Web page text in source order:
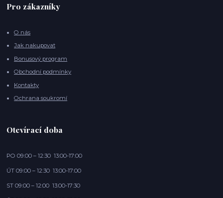
Pro zákazníky
O nás
Jak nakupovat
Bonusový program
Obchodní podmínky
Kontakty
Ochrana soukromí
Otevírací doba
PO 09:00 – 12:30 13:00-17:00
ÚT 09:00 – 12:30 13:00-17:00
ST 09:00 – 12:00 13:00-17:30